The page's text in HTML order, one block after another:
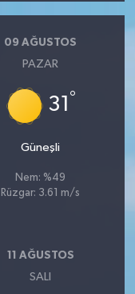
09 AĞUSTOS
PAZAR
31 °
Güneşli
Nem: %49
Rüzgar: 3.61 m/s
11 AĞUSTOS
SALI